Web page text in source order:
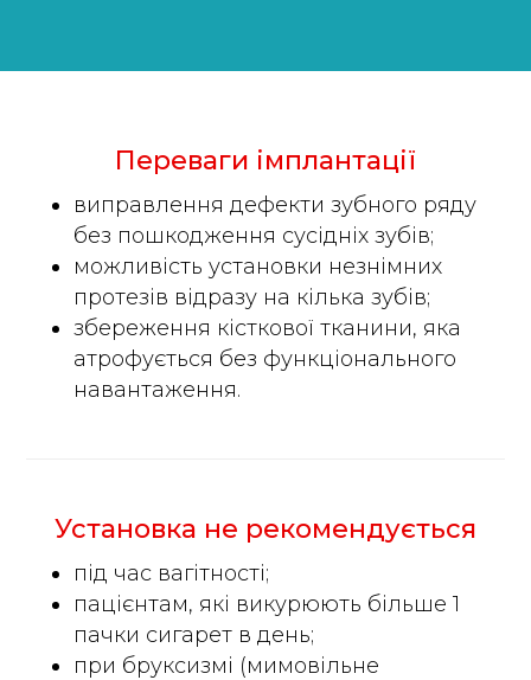
Переваги імплантації
виправлення дефекти зубного ряду
без пошкодження сусідніх зубів;
можливість установки незнімних
протезів відразу на кілька зубів;
збереження кісткової тканини, яка
атрофується без функціонального
навантаження.
Установка не рекомендується
під час вагітності;
пацієнтам, які викурюють більше 1
пачки сигарет в день;
при бруксизмі (мимовільне